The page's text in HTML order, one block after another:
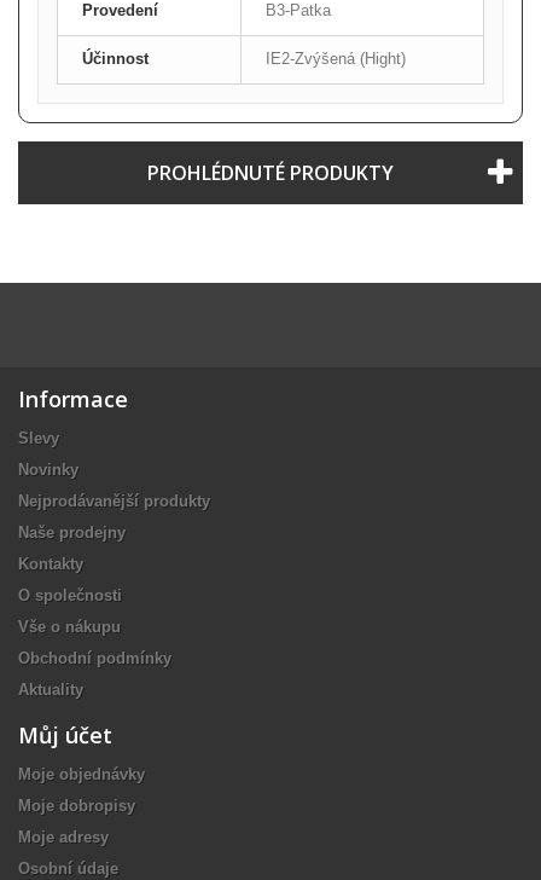
Provedení B3-Patka
Účinnost IE2-Zvýšená (Hight)
PROHLÉDNUTÉ PRODUKTY
Informace
Slevy
Novinky
Nejprodávanější produkty
Naše prodejny
Kontakty
O společnosti
Vše o nákupu
Obchodní podmínky
Aktuality
Můj účet
Moje objednávky
Moje dobropisy
Moje adresy
Osobní údaje